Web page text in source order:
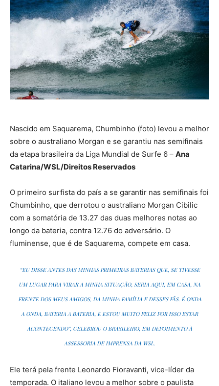
Nascido em Saquarema, Chumbinho (foto) levou a melhor
sobre o australiano Morgan e se garantiu nas semifinais
da etapa brasileira da Liga Mundial de Surfe 6 – Ana
Catarina/WSL/Direitos Reservados
O primeiro surfista do país a se garantir nas semifinais foi
Chumbinho, que derrotou o australiano Morgan Cibilic
com a somatória de 13.27 das duas melhores notas ao
longo da bateria, contra 12.76 do adversário. O
fluminense, que é de Saquarema, compete em casa.
“EU DISSE ANTES DAS MINHAS PRIMEIRAS BATERIAS QUE, SE TIVESSE
UM LUGAR PARA VIRAR A MINHA SITUAÇÃO, SERIA AQUI, EM CASA, NA
FRENTE DOS MEUS AMIGOS, DA MINHA FAMÍLIA E DESSES FÃS. É ONDA
A ONDA, BATERIA A BATERIA, E ESTOU MUITO FELIZ POR ISSO ESTAR
ACONTECENDO”, CELEBROU O BRASILEIRO, EM DEPOIMENTO À
ASSESSORIA DE IMPRENSA DA WSL.
Ele terá pela frente Leonardo Fioravanti, vice-líder da
temporada. O italiano levou a melhor sobre o paulista